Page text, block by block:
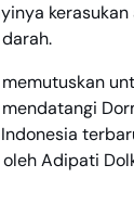
memutuskan
Adipati